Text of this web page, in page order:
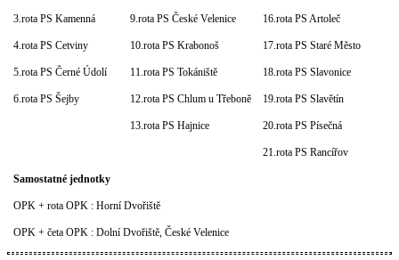
3.rota PS Kamenná 9.rota PS České Velenice 16.rota PS Artoleč
4.rota PS Cetviny 10.rota PS Krabonoš 17.rota PS Staré Město
5.rota PS Černé Údolí 11.rota PS Tokániště 18.rota PS Slavonice
6.rota PS Šejby 12.rota PS Chlum u Třeboně 19.rota PS Slavětín
13.rota PS Hajnice 20.rota PS Písečná
21.rota PS Rancířov
Samostatné jednotky
OPK + rota OPK : Horní Dvořiště
OPK + četa OPK : Dolní Dvořiště, České Velenice